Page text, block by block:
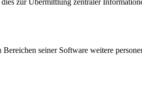
zur Übermittlung zentraler
seiner Software weitere